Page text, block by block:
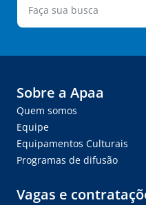
Sobre a Apaa
Quem somos
Equipe
Equipamentos Culturais
Programas de difusão
Vagas e